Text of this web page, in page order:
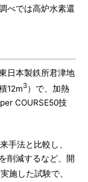
べでは高炉水素還
日本製鉄所君津地
12m3）で、加熱
COURSE50技
手法と比較し、
削減するなど、開
施した試験で、